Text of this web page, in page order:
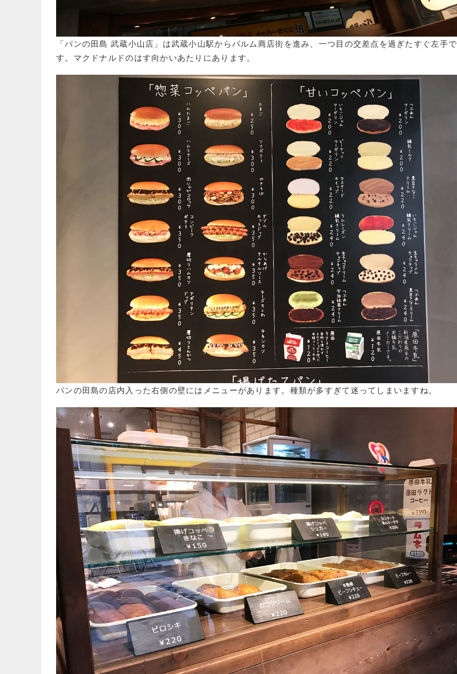
「パンの田島 武蔵小山店」は武蔵小山駅からパルム商店街を進み、一つ目の交差点を過ぎたすぐ左手で
す。マクドナルドのはす向かいあたりにあります。
パンの田島の店内入った右側の壁にはメニューがあります。種類が多すぎて迷ってしまいますね。